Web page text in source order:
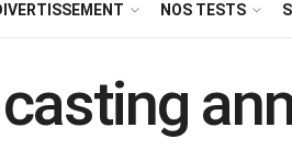
NOS TESTS